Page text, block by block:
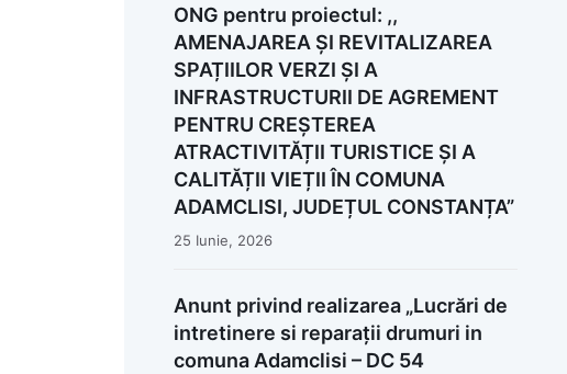
ONG pentru proiectul: ,,
AMENAJAREA ȘI REVITALIZAREA
SPAȚIILOR VERZI ȘI A
INFRASTRUCTURII DE AGREMENT
PENTRU CREȘTEREA
ATRACTIVITĂȚII TURISTICE ȘI A
CALITĂȚII VIEȚII ÎN COMUNA
ADAMCLISI, JUDEȚUL CONSTANȚA”
25 Iunie, 2026
Anunt privind realizarea „Lucrări de
intretinere si reparații drumuri in
comuna Adamclisi – DC 54